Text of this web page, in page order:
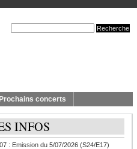
Prochains concerts
INFOS
: Emission du 5/07/2026 (S24/E17)